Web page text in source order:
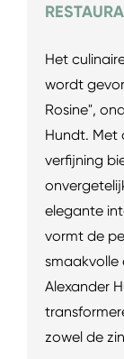
Het
wordt
Rosine",
Hundt. Met
verfijning
elegante
vormt de
smaakvolle
Alexander
zowel de